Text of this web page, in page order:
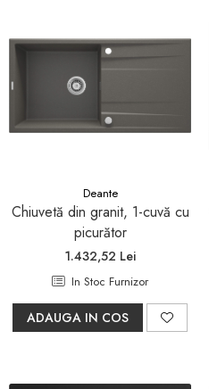
Deante
Chiuvetă din granit, 1-cuvă cu
picurător
1.432,52 Lei
In Stoc Furnizor
ADAUGA IN COS